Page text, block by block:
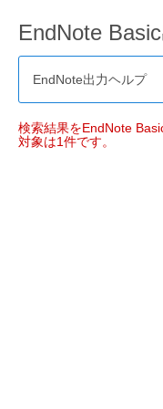
EndNote
EndNote出力ヘルプ
検索結果をEndNote
対象は1件です。